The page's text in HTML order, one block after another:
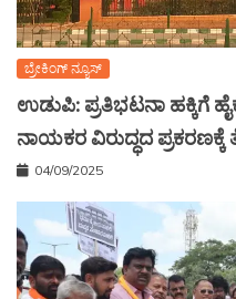
ಬ್ರೇಕಿಂಗ್ ನ್ಯೂಸ್
ಉಡುಪಿ: ಪ್ರತಿಭಟನಾ ಹಕ್ಕಿಗೆ
ನಾಯಕರ ವಿರುದ್ಧದ ಪ್ರಕರಣಕ್ಕೆ
04/09/2025